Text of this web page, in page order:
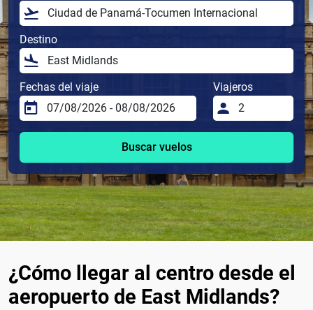
Destino
Fechas del viaje Viajeros
Buscar vuelos
¿Cómo llegar al centro desde el
aeropuerto de East Midlands?